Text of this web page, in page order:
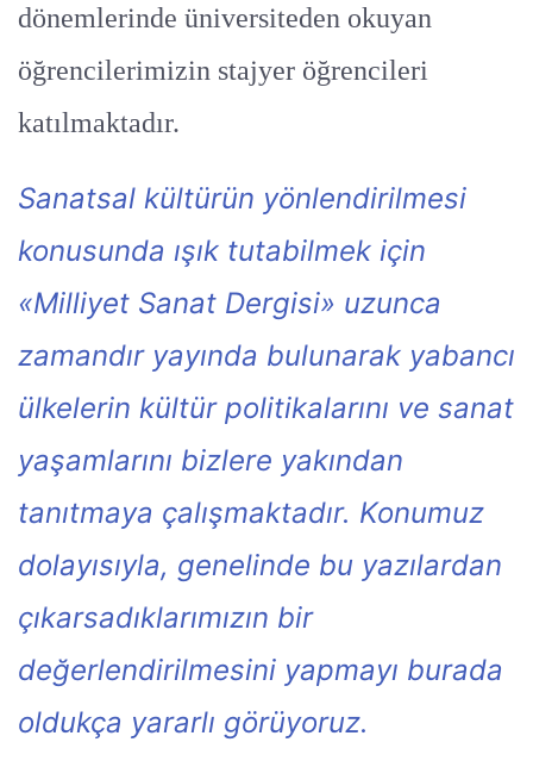
dönemlerinde üniversiteden okuyan
öğrencilerimizin stajyer öğrencileri
katılmaktadır.
Sanatsal kültürün yönlendirilmesi
konusunda ışık tutabilmek için
«Milliyet Sanat Dergisi» uzunca
zamandır yayında bulunarak yabancı
ülkelerin kültür politikalarını ve sanat
yaşamlarını bizlere yakından
tanıtmaya çalışmaktadır. Konumuz
dolayısıyla, genelinde bu yazılardan
çıkarsadıklarımızın bir
değerlendirilmesini yapmayı burada
oldukça yararlı görüyoruz.